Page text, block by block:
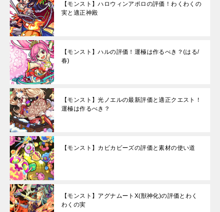
【モンスト】ハロウィンアポロの評価！わくわくの
実と適正神殿
【モンスト】ハルの評価！運極は作るべき？(はる/
春)
【モンスト】光ノエルの最新評価と適正クエスト！
運極は作るべき？
【モンスト】カビカビーズの評価と素材の使い道
【モンスト】アグナムートX(獣神化)の評価とわく
わくの実